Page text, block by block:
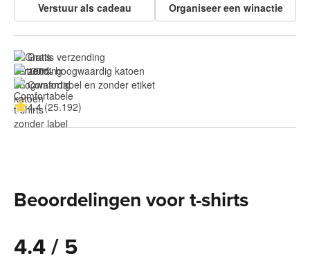
Verstuur als cadeau Organiseer een winactie
Gratis verzending
100% hoogwaardig katoen
Comfortabel en zonder etiket
4.4 (25.192)
Beoordelingen voor t-shirts
4.4 / 5